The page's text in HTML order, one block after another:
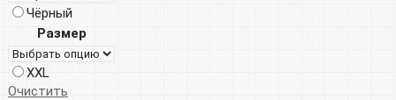
Чёрный
Размер
XXL
Очистить